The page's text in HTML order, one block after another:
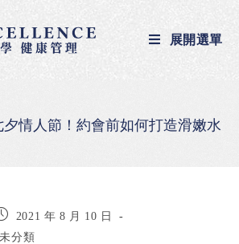
展開選單
夕情人節！約會前如何打造滑嫩水
2021 年 8 月 10 日
未分類